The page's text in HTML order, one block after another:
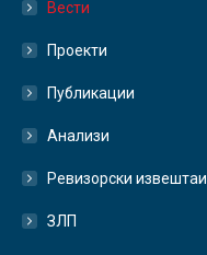
Вести
Проекти
Публикации
Анализи
Ревизорски извештаи
ЗЛП